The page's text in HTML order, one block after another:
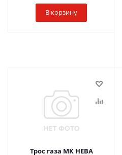
В корзину
Трос газа МК НЕВА